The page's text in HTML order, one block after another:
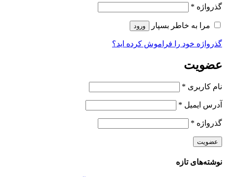
گذرواژه *
مرا به خاطر بسپار ورود
گذرواژه خود را فراموش کرده اید؟
عضویت
نام کاربری *
آدرس ایمیل *
گذرواژه *
عضویت
نوشته‌های تازه